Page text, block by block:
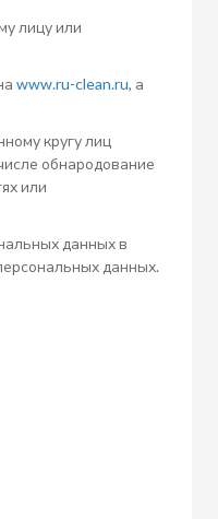
лицу или
www.ru-clean.ru, а
кругу лиц
обнародование
или
данных в
данных.